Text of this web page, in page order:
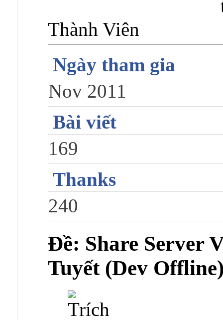
Thành Viên
Ngày tham gia
Nov 2011
Bài viết
169
Thanks
240
Ðề: Share Server
Tuyết (Dev